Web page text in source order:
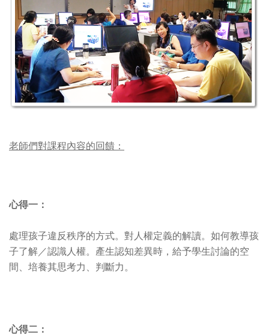
老師們對課程內容的回饋：
心得一：
處理孩子違反秩序的方式。對人權定義的解讀。如何教導孩
子了解／認識人權。產生認知差異時，給予學生討論的空
間、培養其思考力、判斷力。
心得二：